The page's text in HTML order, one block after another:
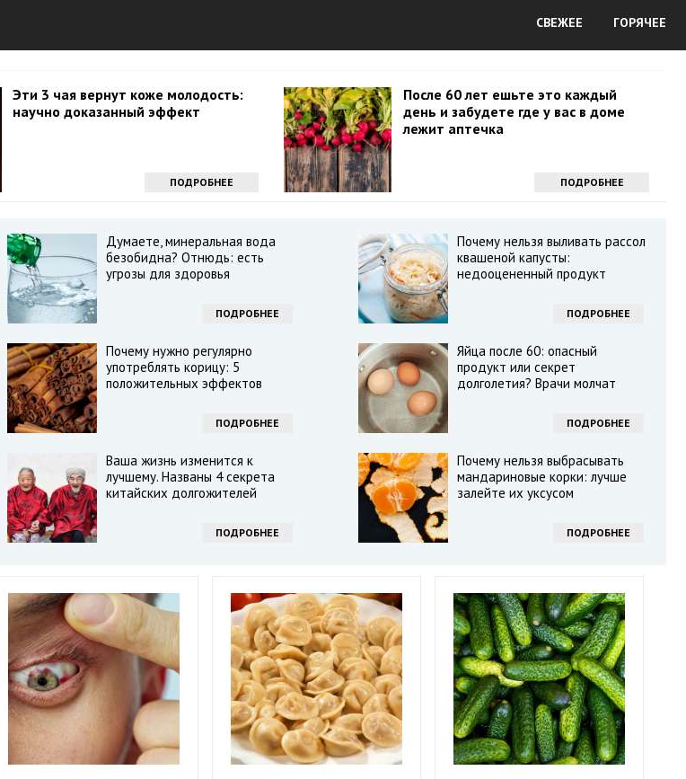
СВЕЖЕЕ ГОРЯЧЕЕ
Эти 3 чая вернут коже молодость:
научно доказанный эффект
ПОДРОБНЕЕ
После 60 лет ешьте это каждый
день и забудете где у вас в доме
лежит аптечка
ПОДРОБНЕЕ
Думаете, минеральная вода
безобидна? Отнюдь: есть
угрозы для здоровья
ПОДРОБНЕЕ
Почему нельзя выливать рассол
квашеной капусты:
недооцененный продукт
ПОДРОБНЕЕ
Почему нужно регулярно
употреблять корицу: 5
положительных эффектов
ПОДРОБНЕЕ
Яйца после 60: опасный
продукт или секрет
долголетия? Врачи молчат
ПОДРОБНЕЕ
Ваша жизнь изменится к
лучшему. Названы 4 секрета
китайских долгожителей
ПОДРОБНЕЕ
Почему нельзя выбрасывать
мандариновые корки: лучше
залейте их уксусом
ПОДРОБНЕЕ